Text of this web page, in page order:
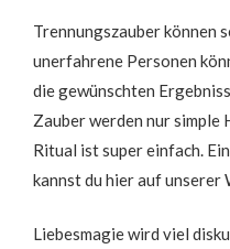
Trennungszauber können
unerfahrene Personen
die gewünschten
Zauber werden nur
Ritual ist super einfach.
kannst du hier auf unserer
Liebesmagie wird viel